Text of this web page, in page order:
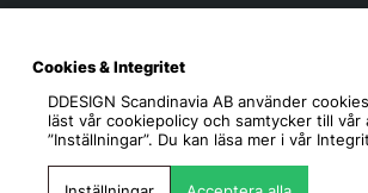
Cookies & Integritet
DDESIGN Scandinavia AB använder
läst vår cookiepolicy och samtycker till
”Inställningar”. Du kan läsa mer i vår